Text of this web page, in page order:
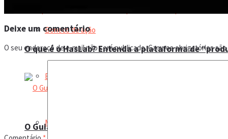
Boneco de ação
Bonecos
Magbonecs World
O que é o HasLab? Entenda a plataforma de
O Guia de Sobrevivência contra Falsificações
Deixe um comentário
O seu endereço de e-mail não será publicado. Campos obrigatórios